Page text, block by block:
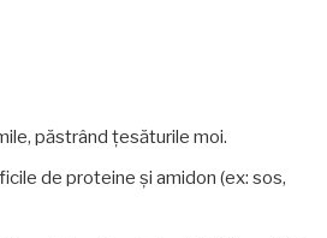
păstrând țesăturile moi.
de proteine și amidon (ex: sos,